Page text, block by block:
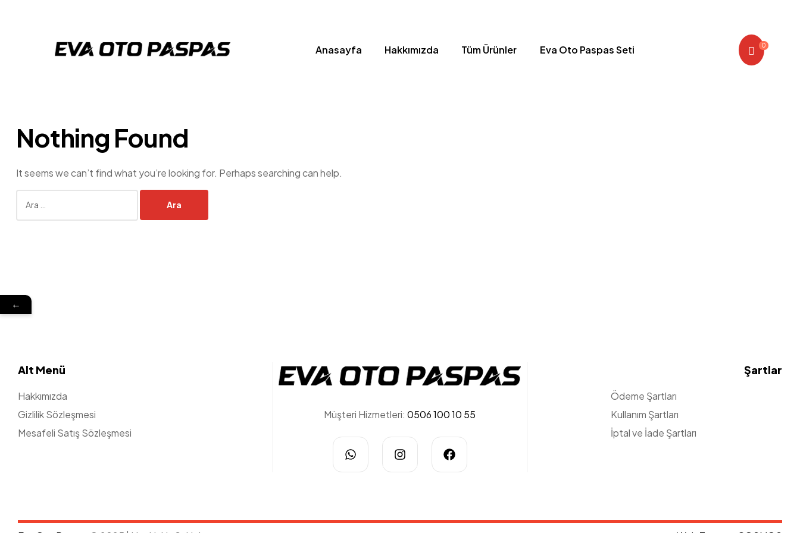
Paspas
Anasayfa Hakkımızda Tüm Ürünler Eva Oto Paspas Seti 0
Nothing Found
It seems we can’t find what you’re looking for. Perhaps searching can help.
Alt Menü
Hakkımızda
Gizlilik Sözleşmesi
Mesafeli Satış Sözleşmesi
Paspas
Müşteri Hizmetleri:0506 100 10 55
Şartlar
Ödeme Şartları
Kullanım Şartları
İptal ve İade Şartları
←